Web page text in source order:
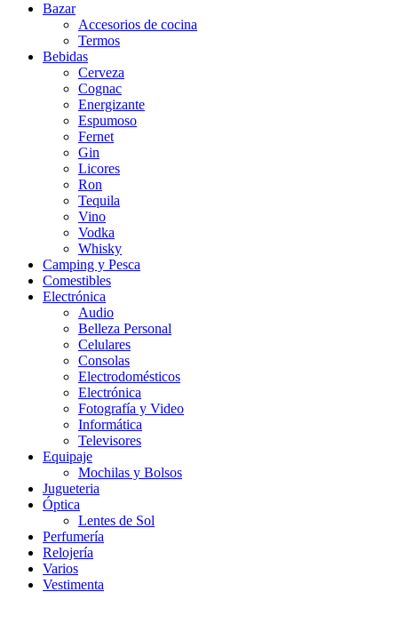
Bazar
Accesorios de cocina
Termos
Bebidas
Cerveza
Cognac
Energizante
Espumoso
Fernet
Gin
Licores
Ron
Tequila
Vino
Vodka
Whisky
Camping y Pesca
Comestibles
Electrónica
Audio
Belleza Personal
Celulares
Consolas
Electrodomésticos
Electrónica
Fotografía y Video
Informática
Televisores
Equipaje
Mochilas y Bolsos
Jugueteria
Óptica
Lentes de Sol
Perfumería
Relojería
Varios
Vestimenta